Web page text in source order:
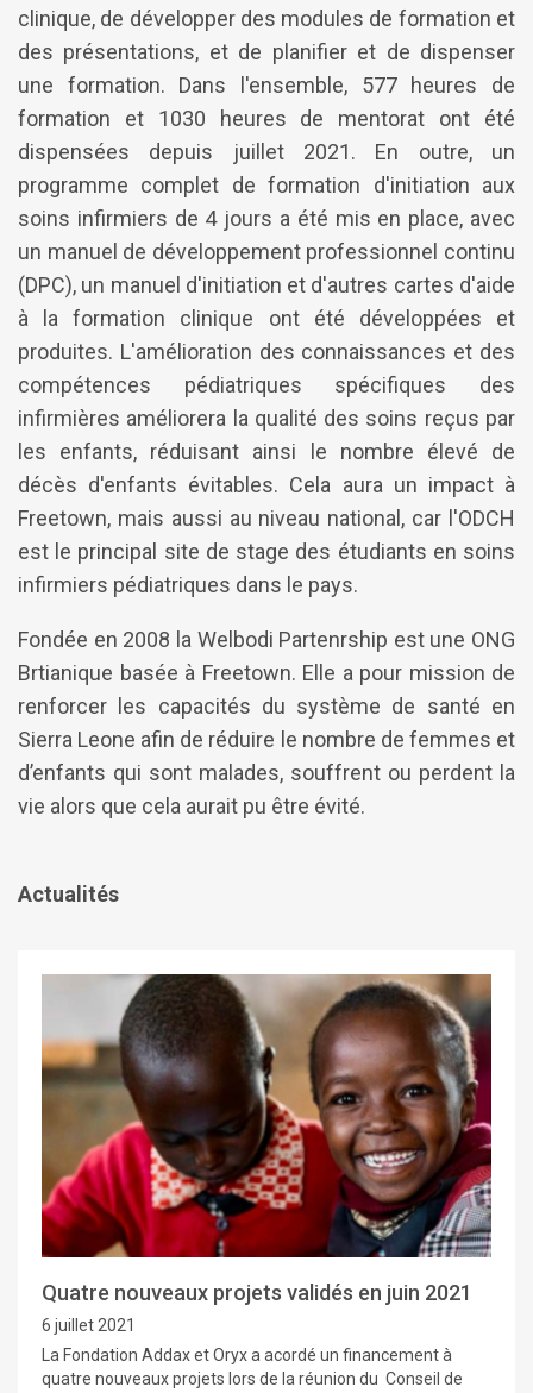
clinique, de développer des modules de formation et
des présentations, et de planifier et de dispenser
une formation. Dans l'ensemble, 577 heures de
formation et 1030 heures de mentorat ont été
dispensées depuis juillet 2021. En outre, un
programme complet de formation d'initiation aux
soins infirmiers de 4 jours a été mis en place, avec
un manuel de développement professionnel continu
(DPC), un manuel d'initiation et d'autres cartes d'aide
à la formation clinique ont été développées et
produites. L'amélioration des connaissances et des
compétences pédiatriques spécifiques des
infirmières améliorera la qualité des soins reçus par
les enfants, réduisant ainsi le nombre élevé de
décès d'enfants évitables. Cela aura un impact à
Freetown, mais aussi au niveau national, car l'ODCH
est le principal site de stage des étudiants en soins
infirmiers pédiatriques dans le pays.
Fondée en 2008 la Welbodi Partenrship est une ONG
Brtianique basée à Freetown. Elle a pour mission de
renforcer les capacités du système de santé en
Sierra Leone afin de réduire le nombre de femmes et
d’enfants qui sont malades, souffrent ou perdent la
vie alors que cela aurait pu être évité.
Actualités
Quatre nouveaux projets validés en juin 2021
6 juillet 2021
La Fondation Addax et Oryx a acordé un financement à
quatre nouveaux projets lors de la réunion du Conseil de